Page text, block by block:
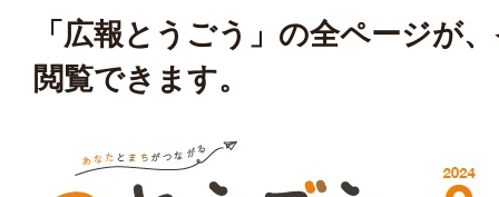
「広報とうごう」の全ページが
閲覧できます。